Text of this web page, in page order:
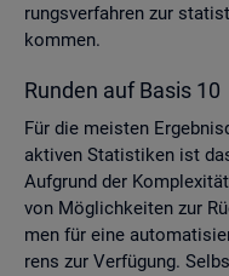
rungs­ver­fah­ren zur
kom­men.
Run­den auf Basis 10
Für die meis­ten
ak­ti­ven Sta­tis­ti­ken ist
Auf­grund der
von Mög­lich­kei­ten zur
men für eine
rens zur Ver­fü­gung.